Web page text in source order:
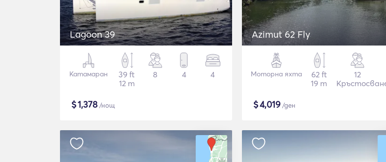
Lagoon 39
Катамаран
39 ft
12 m
8 4 4
$1,378/нощ
Azimut 62 Fly
Моторна яхта
62 ft
19 m
12
$4,019/ден